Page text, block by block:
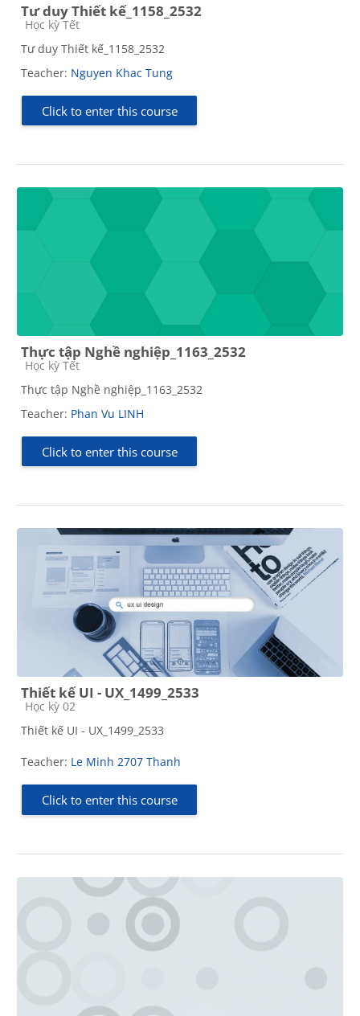
Tư duy Thiết kế_1158_2532
Course category
Học kỳ Tết
Tư duy Thiết kế_1158_2532
Teacher: Nguyen Khac Tung
Click to enter this course
Thực tập Nghề nghiệp_1163_2532
Course category
Học kỳ Tết
Thực tập Nghề nghiệp_1163_2532
Teacher: Phan Vu LINH
Click to enter this course
Thiết kế UI - UX_1499_2533
Course category
Học kỳ 02
Thiết kế UI - UX_1499_2533
Teacher: Le Minh 2707 Thanh
Click to enter this course